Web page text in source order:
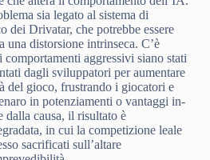
sia legato al sistema di
dei Drivatar, che potrebbe essere
una distorsione intrinseca. C’è
comportamenti aggressivi siano stati
dagli sviluppatori per aumentare
del gioco, frustrando i giocatori e
in potenziamenti o vantaggi in-
dalla causa, il risultato è
in cui la competizione leale
sacrificati sull’altare